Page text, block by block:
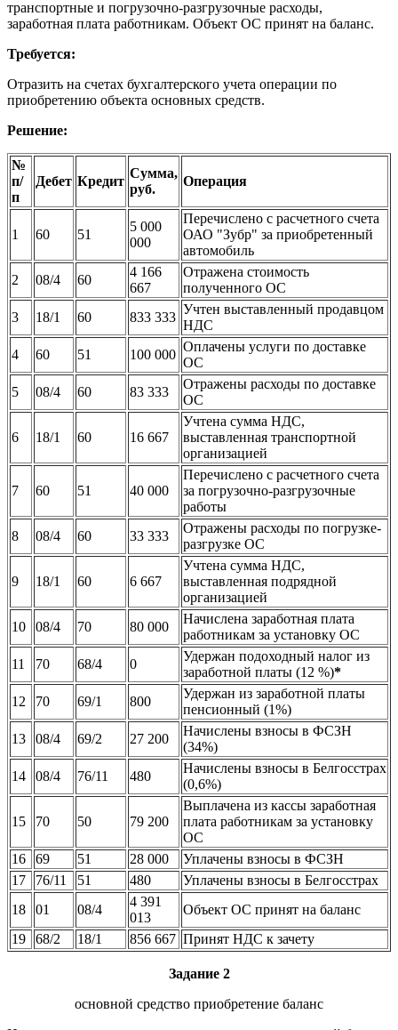
транспортные и погрузочно-разгрузочные расходы,
заработная плата работникам. Объект ОС принят на баланс.
Требуется:
Отразить на счетах бухгалтерского учета операции по
приобретению объекта основных средств.
Решение:
№
п/
п
Дебет Кредит
Сумма,
руб.
Операция
1 60 51
5 000
000
Перечислено с расчетного счета
ОАО "Зубр" за приобретенный
автомобиль
2
08/4 60
4 166
667
Отражена стоимость
полученного ОС
3
18/1 60 833 333
Учтен выставленный продавцом
НДС
4
60 51 100 000
Оплачены услуги по доставке
ОС
5
08/4 60 83 333
Отражены расходы по доставке
ОС
6 18/1 60 16 667
Учтена сумма НДС,
выставленная транспортной
организацией
7 60 51 40 000
Перечислено с расчетного счета
за погрузочно-разгрузочные
работы
8
08/4 60 33 333
Отражены расходы по погрузке-
разгрузке ОС
9 18/1 60 6 667
Учтена сумма НДС,
выставленная подрядной
организацией
10
08/4 70 80 000
Начислена заработная плата
работникам за установку ОС
11
70 68/4 0
Удержан подоходный налог из
заработной платы (12 %)*
12
70 69/1 800
Удержан из заработной платы
пенсионный (1%)
13
08/4 69/2 27 200
Начислены взносы в ФСЗН
(34%)
14
08/4 76/11 480
Начислены взносы в Белгосстрах
(0,6%)
15 70 50 79 200
Выплачена из кассы заработная
плата работникам за установку
ОС
16
69 51 28 000
Уплачены взносы в ФСЗН
17
76/11 51 480
Уплачены взносы в Белгосстрах
18
01 08/4
4 391
013
Объект ОС принят на баланс
19
68/2 18/1 856 667 Принят НДС к зачету
Задание 2
основной средство приобретение баланс